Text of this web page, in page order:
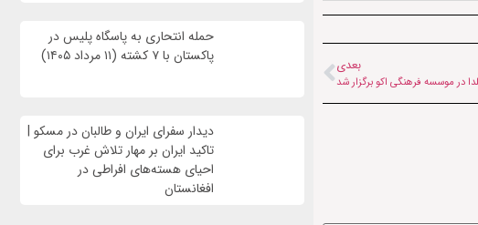
بعدی
در موسسه فرهنگی اکو برگزار شد
حمله انتحاری به پاسگاه پلیس در
پاکستان با ۷ کشته (۱۱ مرداد ۱۴۰۵)
دیدار سفرای ایران و طالبان در مسکو |
تاکید ایران بر مهار تلاش‌ غرب برای
احیای هسته‌های افراطی در
افغانستان